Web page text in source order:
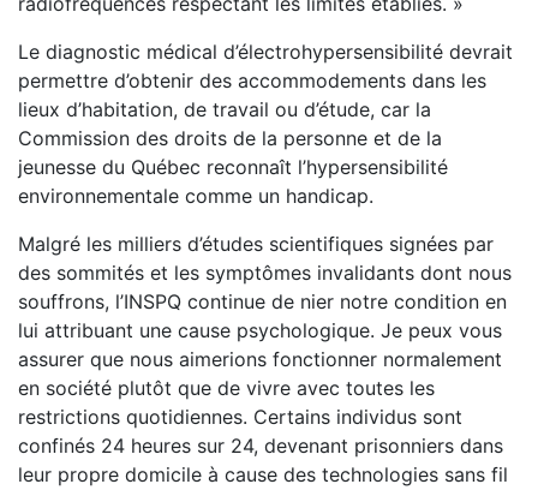
Le diagnostic médical d’électrohypersensibilité devrait
permettre d’obtenir des accommodements dans les
lieux d’habitation, de travail ou d’étude, car la
Commission des droits de la personne et de la
jeunesse du Québec reconnaît l’hypersensibilité
environnementale comme un handicap.
Malgré les milliers d’études scientifiques signées par
des sommités et les symptômes invalidants dont nous
souffrons, l’INSPQ continue de nier notre condition en
lui attribuant une cause psychologique. Je peux vous
assurer que nous aimerions fonctionner normalement
en société plutôt que de vivre avec toutes les
restrictions quotidiennes. Certains individus sont
confinés 24 heures sur 24, devenant prisonniers dans
leur propre domicile à cause des technologies sans fil